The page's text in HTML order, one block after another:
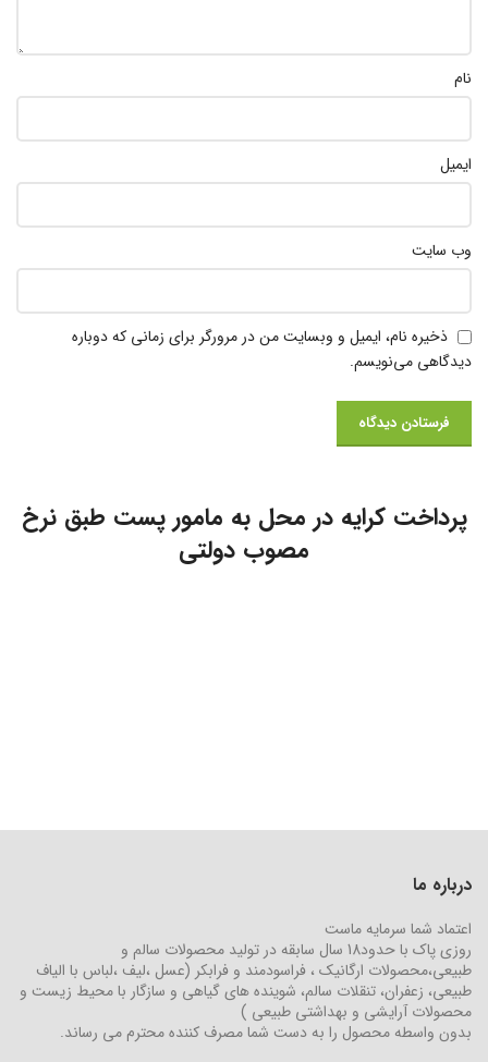
نام
ایمیل
وب‌ سایت
ذخیره نام، ایمیل و وبسایت من در مرورگر برای زمانی که دوباره
دیدگاهی می‌نویسم.
پرداخت کرایه در محل به مامور پست طبق نرخ
مصوب دولتی
درباره ما
اعتماد شما سرمایه ماست
روزی پاک با حدود18 سال سابقه در تولید محصولات سالم و
طبیعی،محصولات ارگانیک ، فراسودمند و فرابکر (عسل ،لیف ،لباس با الیاف
طبیعی، زعفران، تنقلات سالم، شوینده های گیاهی و سازگار با محیط زیست و
محصولات آرایشی و بهداشتی طبیعی )
بدون واسطه محصول را به دست شما مصرف کننده محترم می رساند.